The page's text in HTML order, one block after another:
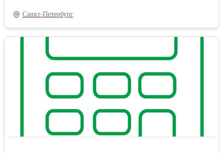
экономических служб. В ходе обучения: Поймёте зависимость
уровня прозрачности денежных потоков и рисков при
проверках. Получите знания по анализу движения денежных
управления расчетами в организации. Обобщите практический
практические аспекты оптимизации денежных потоков
предприятия. В стоимость обучения входит: Информационно-
справочные материалы. Сертификат в объёме 15 ак. часов
Формат обучения: Очное с присутствием в центре повышения
квалификации в г. Санкт-Петербург, метро Пушкинская.
Санкт-Петербург